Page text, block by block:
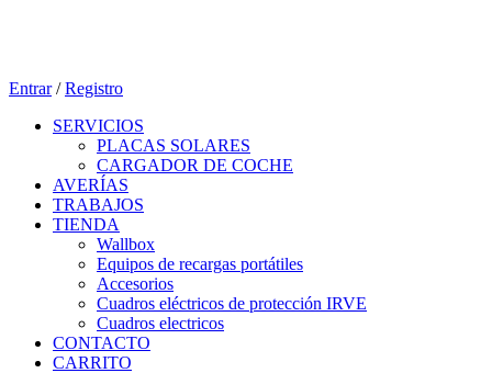
Entrar / Registro
SERVICIOS
PLACAS SOLARES
CARGADOR DE COCHE
AVERÍAS
TRABAJOS
TIENDA
Wallbox
Equipos de recargas portátiles
Accesorios
Cuadros eléctricos de protección IRVE
Cuadros electricos
CONTACTO
CARRITO